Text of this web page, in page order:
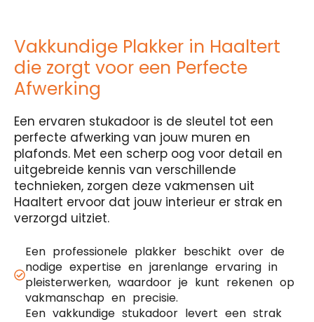
Vakkundige Plakker in Haaltert
die zorgt voor een Perfecte
Afwerking
Een ervaren stukadoor is de sleutel tot een
perfecte afwerking van jouw muren en
plafonds. Met een scherp oog voor detail en
uitgebreide kennis van verschillende
technieken, zorgen deze vakmensen uit
Haaltert ervoor dat jouw interieur er strak en
verzorgd uitziet.
Een professionele plakker beschikt over de
nodige expertise en jarenlange ervaring in
pleisterwerken, waardoor je kunt rekenen op
vakmanschap en precisie.
Een vakkundige stukadoor levert een strak